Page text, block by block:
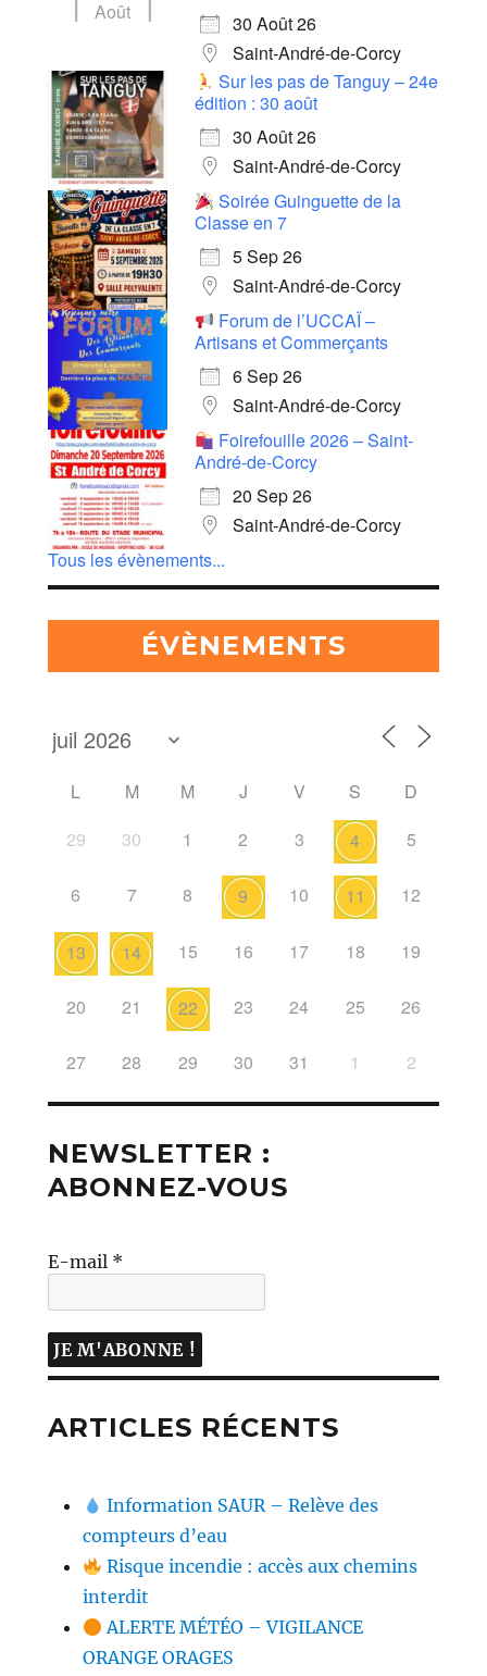
Août
30 Août 26
Saint-André-de-Corcy
Sur les pas de Tanguy – 24e
édition : 30 août
30 Août 26
Saint-André-de-Corcy
Soirée Guinguette de la
Classe en 7
5 Sep 26
Saint-André-de-Corcy
Forum de l’UCCAÏ –
Artisans et Commerçants
6 Sep 26
Saint-André-de-Corcy
Foirefouille 2026 – Saint-
André-de-Corcy
20 Sep 26
Saint-André-de-Corcy
Tous les évènements...
ÉVÈNEMENTS
L M M J V S
D
29
30 1 2 3 4 5
6 7 8 9 10 11 12
13 14 15 16 17 18 19
20 21 22 23 24 25 26
27 28 29 30 31 1 2
NEWSLETTER :
ABONNEZ-VOUS
E-mail *
ARTICLES RÉCENTS
Information SAUR – Relève des
compteurs d’eau
Risque incendie : accès aux chemins
interdit
ALERTE MÉTÉO – VIGILANCE
ORANGE ORAGES